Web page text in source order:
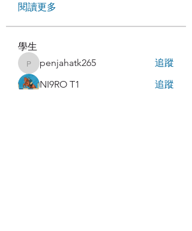
閱讀更多
學生
penjahatk265
penjahatk265
追蹤
NI9RO T1
追蹤